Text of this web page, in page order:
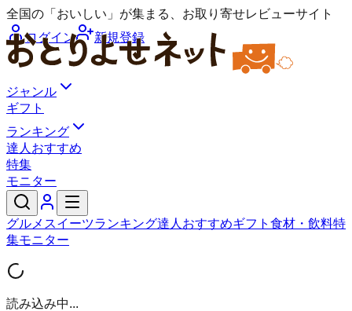
全国の「おいしい」が集まる、お取り寄せレビューサイト
ログイン
新規登録
ジャンル
ギフト
ランキング
達人おすすめ
特集
モニター
グルメ スイーツランキング達人おすすめギフト 食材・飲料特
集モニター
読み込み中...